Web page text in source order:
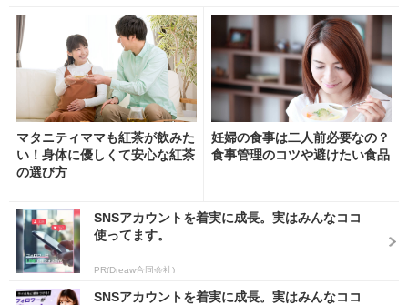
マタニティママも紅茶が飲みた
い！身体に優しくて安心な紅茶
の選び方
妊婦の食事は二人前必要なの？
食事管理のコツや避けたい食品
SNSアカウントを着実に成長。実はみんなココ
使ってます。
PR(Dreaw合同会社)
SNSアカウントを着実に成長。実はみんなココ